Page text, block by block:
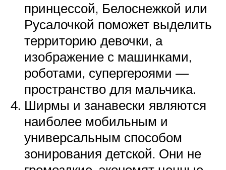
принцессой, Белоснежкой или
Русалочкой поможет выделить
территорию девочки, а
изображение с машинками,
роботами, супергероями —
пространство для мальчика.
Ширмы и занавески являются
наиболее мобильным и
универсальным способом
зонирования детской. Они не